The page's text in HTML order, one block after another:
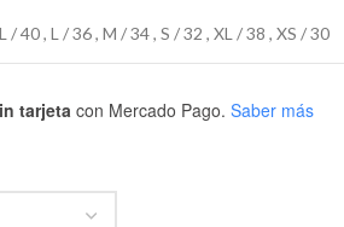
/ 40, L / 36, M / 34, S / 32 , XL / 38 , XS / 30
tarjeta con Mercado Pago. Saber más